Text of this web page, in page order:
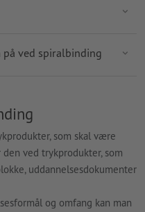
ved spiralbinding
som skal være
ved trykprodukter, som
uddannelsesdokumenter
og omfang kan man